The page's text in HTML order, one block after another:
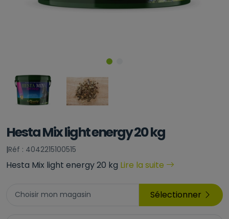
Hesta Mix light energy 20 kg
|Réf : 4042215100515
Hesta Mix light energy 20 kg Lire la suite
Choisir mon magasin Sélectionner